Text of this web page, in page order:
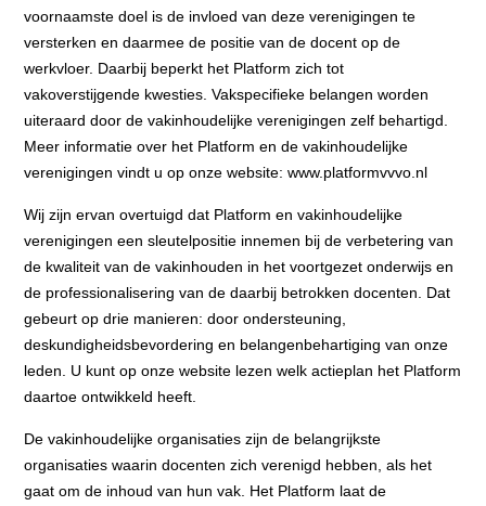
voornaamste doel is de invloed van deze verenigingen te
versterken en daarmee de positie van de docent op de
werkvloer. Daarbij beperkt het Platform zich tot
vakoverstijgende kwesties. Vakspecifieke belangen worden
uiteraard door de vakinhoudelijke verenigingen zelf behartigd.
Meer informatie over het Platform en de vakinhoudelijke
verenigingen vindt u op onze website: www.platformvvvo.nl
Wij zijn ervan overtuigd dat Platform en vakinhoudelijke
verenigingen een sleutelpositie innemen bij de verbetering van
de kwaliteit van de vakinhouden in het voortgezet onderwijs en
de professionalisering van de daarbij betrokken docenten. Dat
gebeurt op drie manieren: door ondersteuning,
deskundigheidsbevordering en belangenbehartiging van onze
leden. U kunt op onze website lezen welk actieplan het Platform
daartoe ontwikkeld heeft.
De vakinhoudelijke organisaties zijn de belangrijkste
organisaties waarin docenten zich verenigd hebben, als het
gaat om de inhoud van hun vak. Het Platform laat de